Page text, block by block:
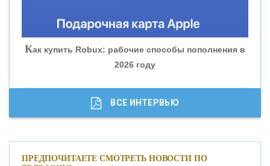
«СОВКОМБАНК»
«ГАЗПРОМБАНК»
«МОСКОВСКИЙ КРЕДИТНЫЙ БАНК»
Как купить Robux: рабочие способы пополнения в
2026 году
ВСЕ ИНТЕРВЬЮ
ПРЕДПОЧИТАЕТЕ СМОТРЕТЬ НОВОСТИ ПО